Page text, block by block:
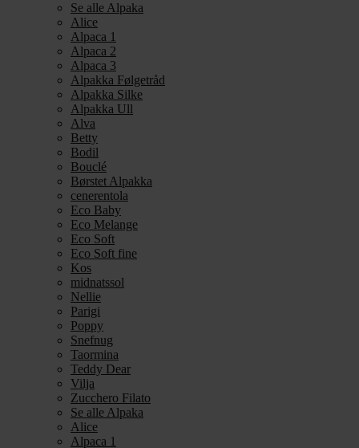
Se alle Alpaka
Alice
Alpaca 1
Alpaca 2
Alpaca 3
Alpakka Følgetråd
Alpakka Silke
Alpakka Ull
Alva
Betty
Bodil
Bouclé
Børstet Alpakka
cenerentola
Eco Baby
Eco Melange
Eco Soft
Eco Soft fine
Kos
midnatssol
Nellie
Parigi
Poppy
Snefnug
Taormina
Teddy Dear
Vilja
Zucchero Filato
Se alle Alpaka
Alice
Alpaca 1